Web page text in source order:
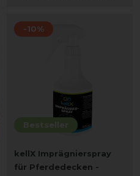
Bestseller
-10%
kellX Imprägnierspray
für Pferdedecken -